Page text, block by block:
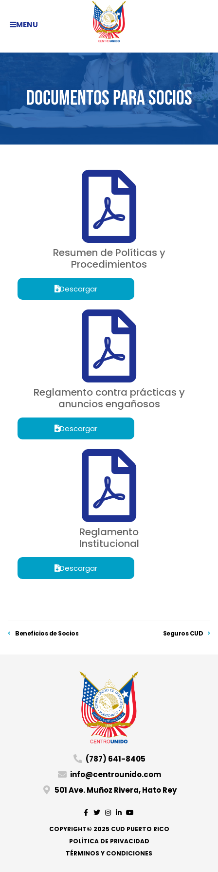
MENU
Documentos para socios
Resumen de Políticas y
Procedimientos
Descargar
Reglamento contra prácticas y
anuncios engañosos
Descargar
Reglamento
Institucional
Descargar
Beneficios de Socios Seguros CUD
(787) 641-8405
info@centrounido.com
501 Ave. Muñoz Rivera, Hato Rey
COPYRIGHT© 2025 CUD PUERTO RICO
POLÍTICA DE PRIVACIDAD
TÉRMINOS Y CONDICIONES